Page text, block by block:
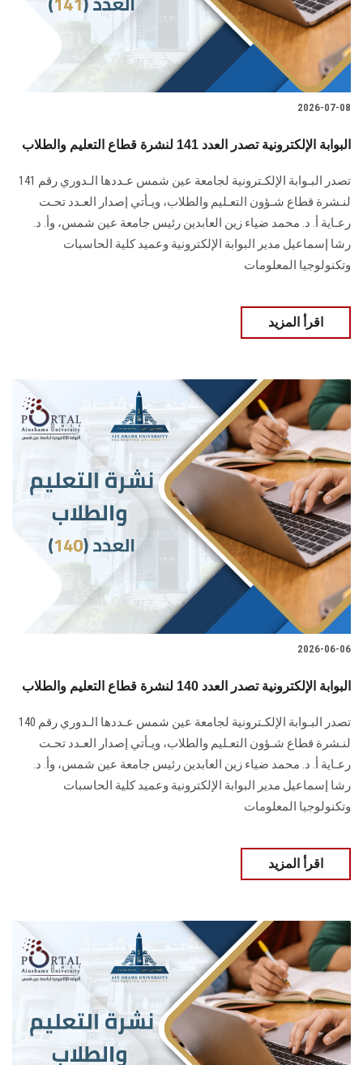
الدراسات العليا
الزائـرون
سجل الان
2026-07-08
البوابة الإلكترونية تصدر العدد 141 لنشرة قطاع التعليم والطلاب
تصدر البـوابة الإلكـترونية لجامعة عين شمس عـددها الـدوري رقم 141
لنـشرة قطاع شـؤون التعـليم ‏والطلاب‎، ويـأتي إصدار العـدد تحـت
رعـاية أ. د. محمد ضياء زين العابدين رئيس جامعة عين شمس، وأ. د.
‏رشا إسماعيل مدير البوابة الإلكترونية وعميد كلية الحاسبات
وتكنولوجيا المعلومات
اقرأ المزيد
2026-06-06
البوابة الإلكترونية تصدر العدد 140 لنشرة قطاع التعليم والطلاب
تصدر البـوابة الإلكـترونية لجامعة عين شمس عـددها الـدوري رقم 140
لنـشرة قطاع شـؤون التعـليم ‏والطلاب‎، ويـأتي إصدار العـدد تحـت
رعـاية أ. د. محمد ضياء زين العابدين رئيس جامعة عين شمس، وأ. د.
‏رشا إسماعيل مدير البوابة الإلكترونية وعميد كلية الحاسبات
وتكنولوجيا المعلومات
اقرأ المزيد